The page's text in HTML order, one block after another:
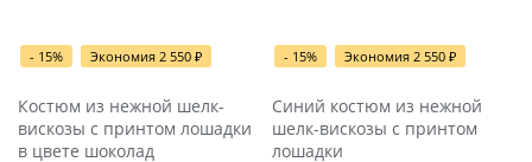
- 15% Экономия 2 550 ₽
Костюм из нежной шелк-
вискозы с принтом лошадки
в цвете шоколад
- 15% Экономия 2 550 ₽
Синий костюм из нежной
шелк-вискозы с принтом
лошадки